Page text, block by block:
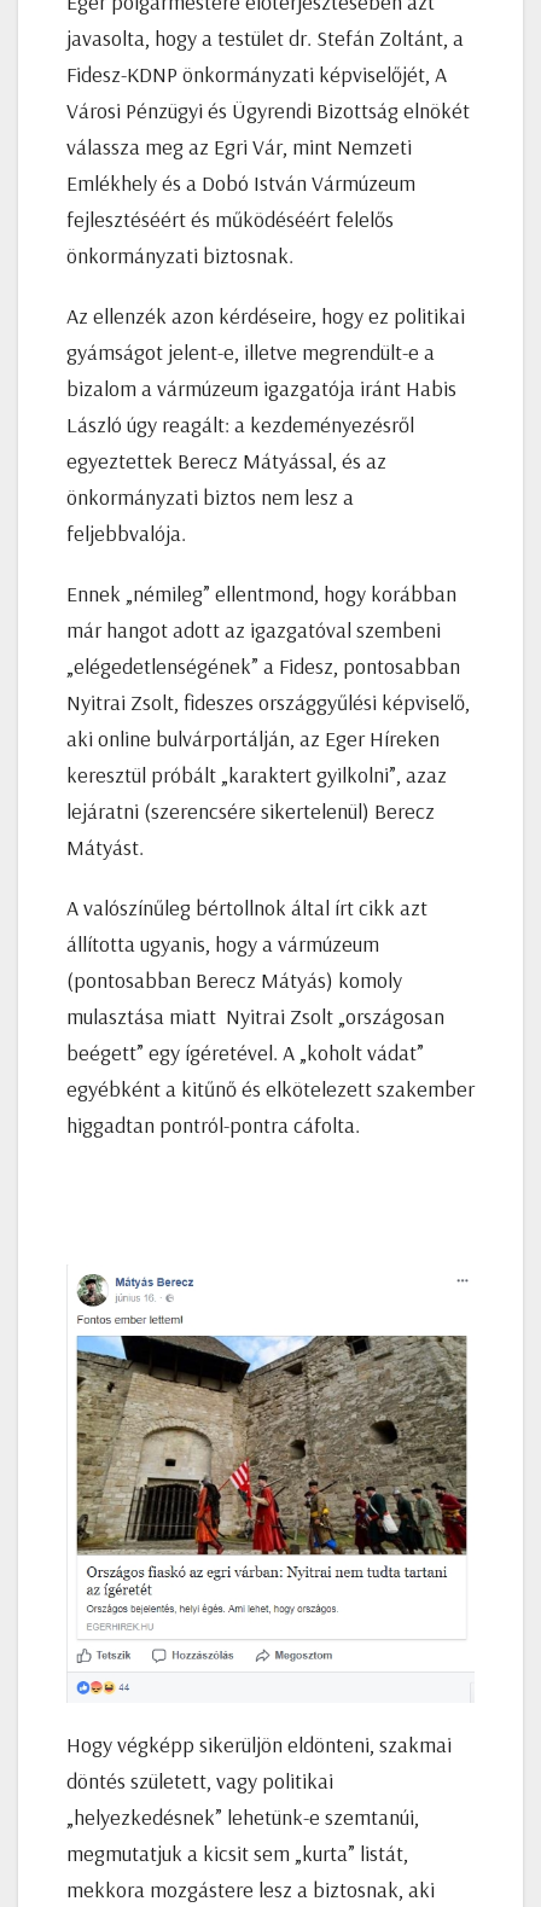
javasolta, hogy a testület dr. Stefán Zoltánt, a
Fidesz-KDNP önkormányzati képviselőjét, A
Városi Pénzügyi és Ügyrendi Bizottság elnökét
válassza meg az Egri Vár, mint Nemzeti
Emlékhely és a Dobó István Vármúzeum
fejlesztéséért és működéséért felelős
önkormányzati biztosnak.
Az ellenzék azon kérdéseire, hogy ez politikai
gyámságot jelent-e, illetve megrendült-e a
bizalom a vármúzeum igazgatója iránt Habis
László úgy reagált: a kezdeményezésről
egyeztettek Berecz Mátyással, és az
önkormányzati biztos nem lesz a
feljebbvalója.
Ennek „némileg” ellentmond, hogy korábban
már hangot adott az igazgatóval szembeni
„elégedetlenségének” a Fidesz, pontosabban
Nyitrai Zsolt, fideszes országgyűlési képviselő,
aki online bulvárportálján, az Eger Híreken
keresztül próbált „karaktert gyilkolni”, azaz
lejáratni (szerencsére sikertelenül) Berecz
Mátyást.
A valószínűleg bértollnok által írt cikk azt
állította ugyanis, hogy a vármúzeum
(pontosabban Berecz Mátyás) komoly
mulasztása miatt Nyitrai Zsolt „országosan
beégett” egy ígéretével. A „koholt vádat”
egyébként a kitűnő és elkötelezett szakember
higgadtan pontról-pontra cáfolta.
Hogy végképp sikerüljön eldönteni, szakmai
döntés született, vagy politikai
„helyezkedésnek” lehetünk-e szemtanúi,
megmutatjuk a kicsit sem „kurta” listát,
mekkora mozgástere lesz a biztosnak, aki